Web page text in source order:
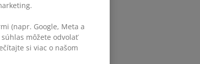
(napr. Google, Meta a
môžete odvolať
si viac o našom